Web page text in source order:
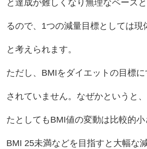
と達成が難しくなり無理なペース
るので、1つの減量目標としては現
と考えられます。
ただし、BMIをダイエットの目標
されていません。なぜかというと
たとしてもBMI値の変動は比較的
BMI 25未満などを目指すと大幅な